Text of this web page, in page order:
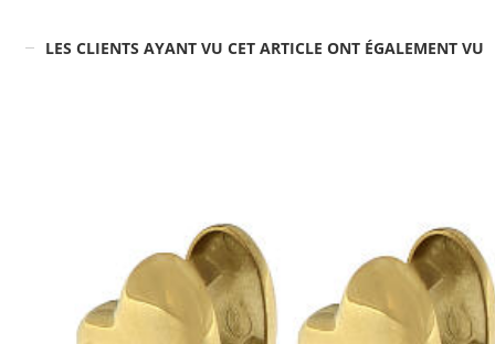
LES CLIENTS AYANT VU CET ARTICLE ONT ÉGALEMENT VU